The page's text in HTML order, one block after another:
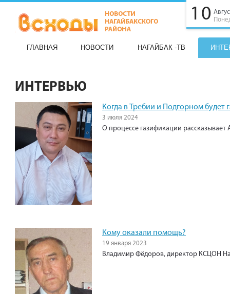
10
ГЛАВНАЯ НОВОСТИ НАГАЙБАК -ТВ
ИНТЕРВЬЮ
Когда в Требии и Подгорном будет
3 июля 2024
О процессе газификации рассказывает
Кому оказали помощь?
19 января 2023
Владимир Фёдоров, директор КСЦОН